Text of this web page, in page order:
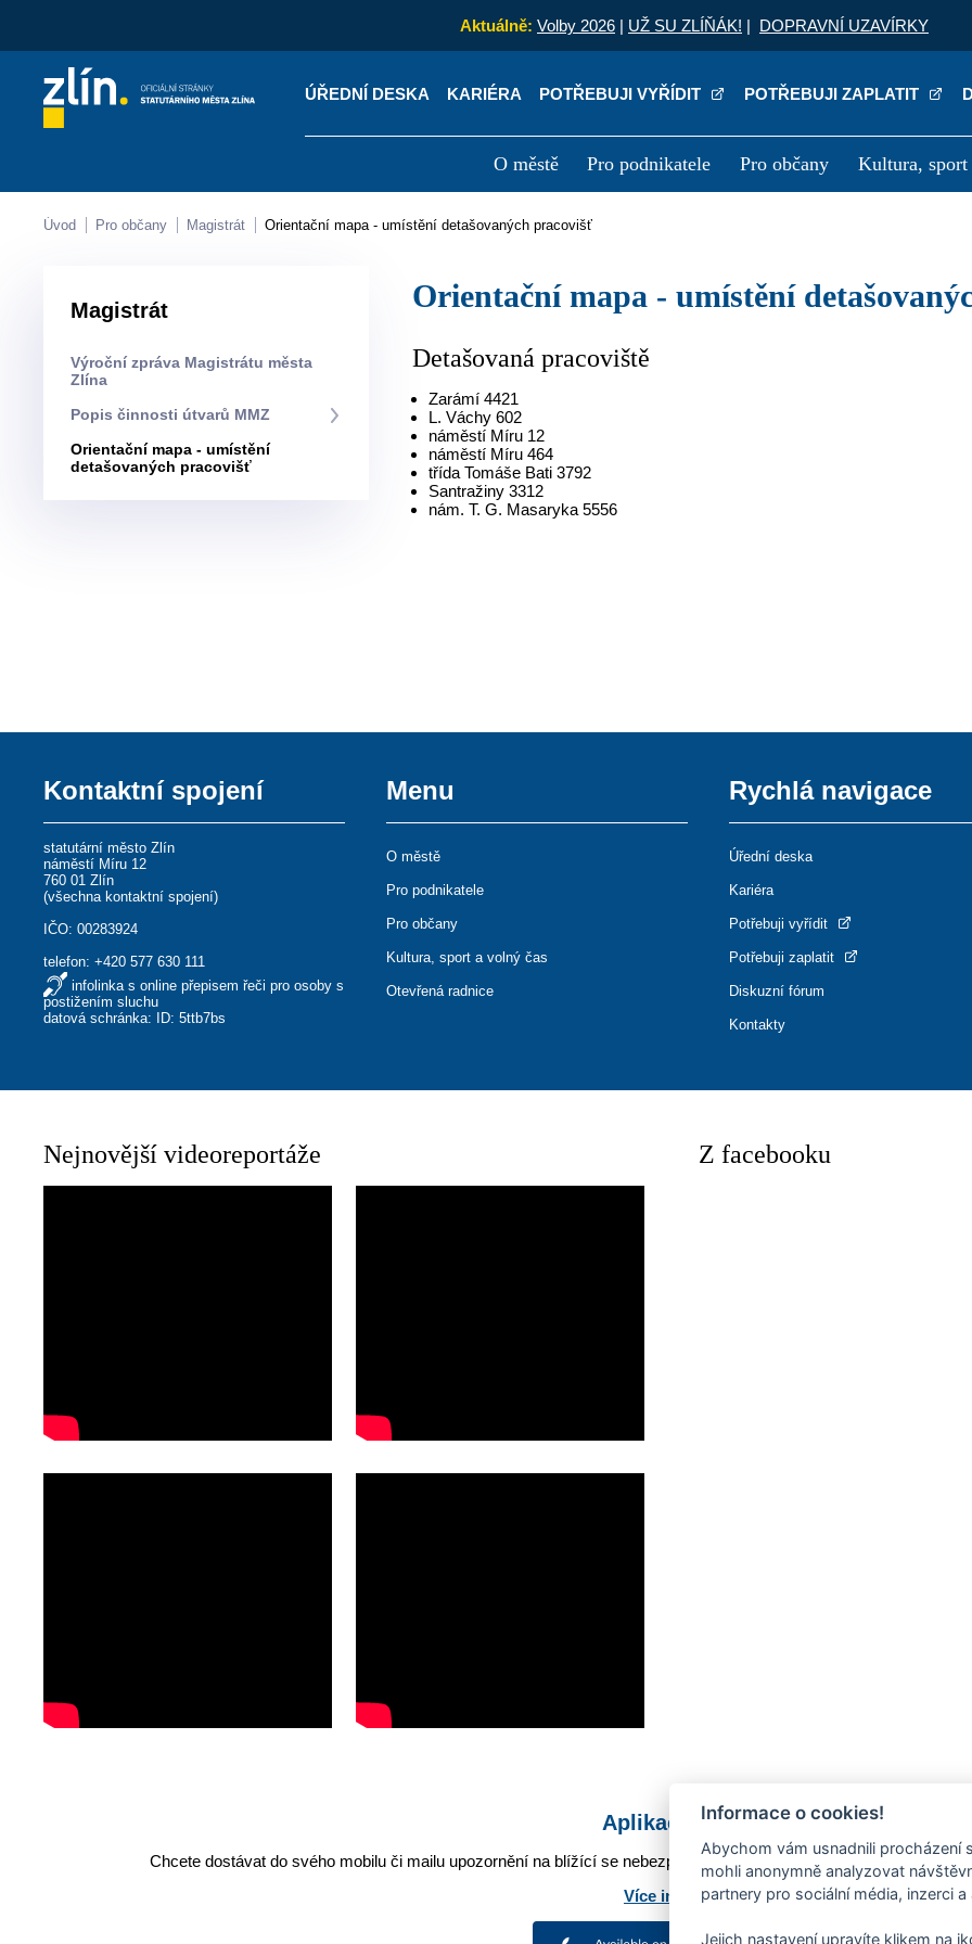
Aktuálně: Volby 2026 | UŽ SU ZLÍŇÁK! | DOPRAVNÍ UZAVÍRKY
ÚŘEDNÍ DESKA KARIÉRA POTŘEBUJI VYŘÍDIT POTŘEBUJI ZAPLATIT
O městě Pro podnikatele Pro občany Kultura, sport
Kontakty Úřední deska
Úvod Pro občany Magistrát Orientační mapa - umístění detašovaných pracovišť
Magistrát
Výroční zpráva Magistrátu města
Zlína
Popis činnosti útvarů MMZ
Orientační mapa - umístění
detašovaných pracovišť
Orientační mapa - umístění
Detašovaná pracoviště
Zarámí 4421
L. Váchy 602
náměstí Míru 12
náměstí Míru 464
třída Tomáše Bati 3792
Santražiny 3312
nám. T. G. Masaryka 5556
Kontaktní spojení
statutární město Zlín
náměstí Míru 12
760 01 Zlín
(všechna kontaktní spojení)
IČO: 00283924
telefon:+420 577 630 111
infolinka s online přepisem řeči pro osoby s
postižením sluchu
datová schránka: ID: 5ttb7bs
Menu
O městě
Pro podnikatele
Pro občany
Kultura, sport a volný čas
Otevřená radnice
Rychlá navigace
Úřední deska
Kariéra
Potřebuji vyřídit
Potřebuji zaplatit
Diskuzní fórum
Kontakty
Nejnovější videoreportáže Z facebooku
Aplikace Mobilní rozhlas
Chcete dostávat do svého mobilu či mailu upozornění na blížící se nebezpečí, odstávky, poruchy a výpadky
Více informací o aplikaci
Informace o cookies!
Abychom vám usnadnili procházení
mohli anonymně analyzovat
partnery pro sociální média, inzerci a
Jejich nastavení upravíte klikem na